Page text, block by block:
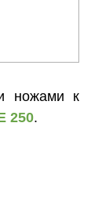
ножами к
250.